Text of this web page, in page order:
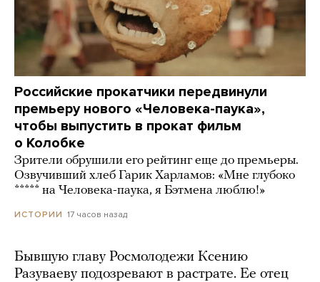
Российские прокатчики передвинули
премьеру нового «Человека-паука»,
чтобы выпустить в прокат фильм
о Колобке
Зрители обрушили его рейтинг еще до премьеры.
Озвучивший хлеб Гарик Харламов: «Мне глубоко
***** на Человека-паука, я Бэтмена люблю!»
ИСТОРИИ 17 часов назад
Бывшую главу Росмолодежи Ксению
Разуваеву подозревают в растрате. Ее отец